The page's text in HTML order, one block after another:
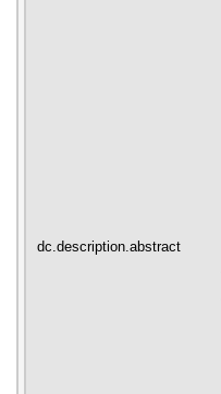
dc.description.abstract